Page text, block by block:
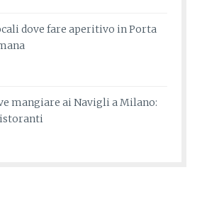
dove fare aperitivo in Porta
mangiare ai Navigli a Milano: